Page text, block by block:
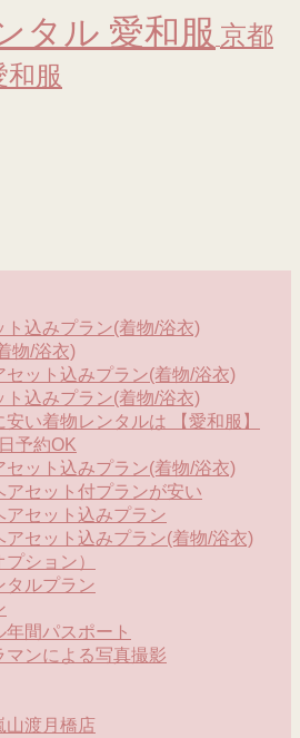
タル 愛和服 京都
服
ト込みプラン(着物/浴衣)
物/浴衣)
セット込みプラン(着物/浴衣)
ト込みプラン(着物/浴衣)
い着物レンタルは 【愛和服】
予約OK
セット込みプラン(着物/浴衣)
アセット付プランが安い
アセット込みプラン
アセット込みプラン(着物/浴衣)
ション）
タルプラン
間パスポート
マンによる写真撮影
山渡月橋店